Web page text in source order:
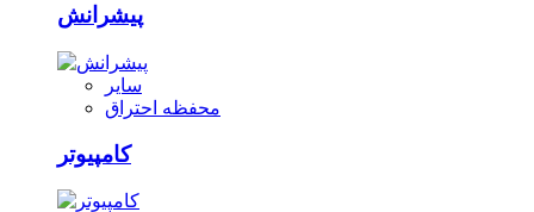
پیشرانش
سایر
محفظه احتراق
کامپیوتر